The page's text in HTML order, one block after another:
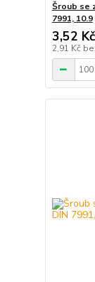
Šroub se
7991, 10.9
3,52 Kč
2,91 Kč